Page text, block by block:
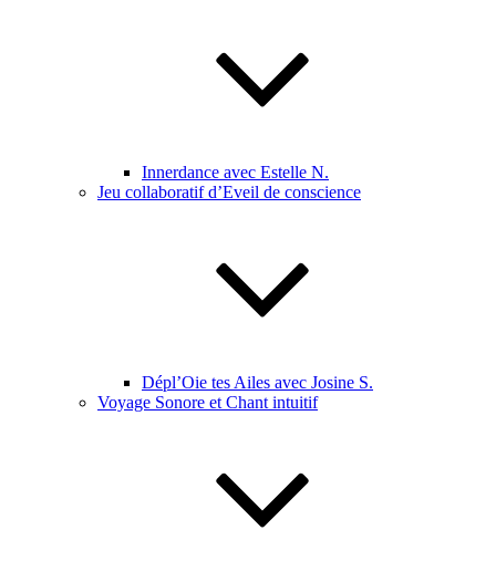
Innerdance avec Estelle N.
Jeu collaboratif d’Eveil de conscience
Dépl’Oie tes Ailes avec Josine S.
Voyage Sonore et Chant intuitif